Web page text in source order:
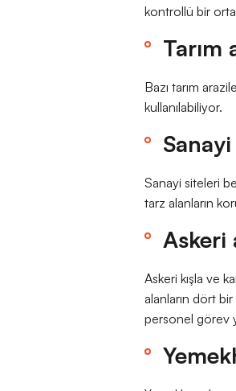
kontrollü bir
Tarım
Bazı tarım
kullanılabiliyor.
Sanayi siteleri
tarz alanların
Askeri
Askeri kışla ve
alanların dört
personel görev